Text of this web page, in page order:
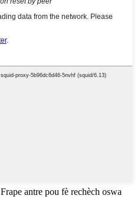
Frape antre pou fè rechèch oswa